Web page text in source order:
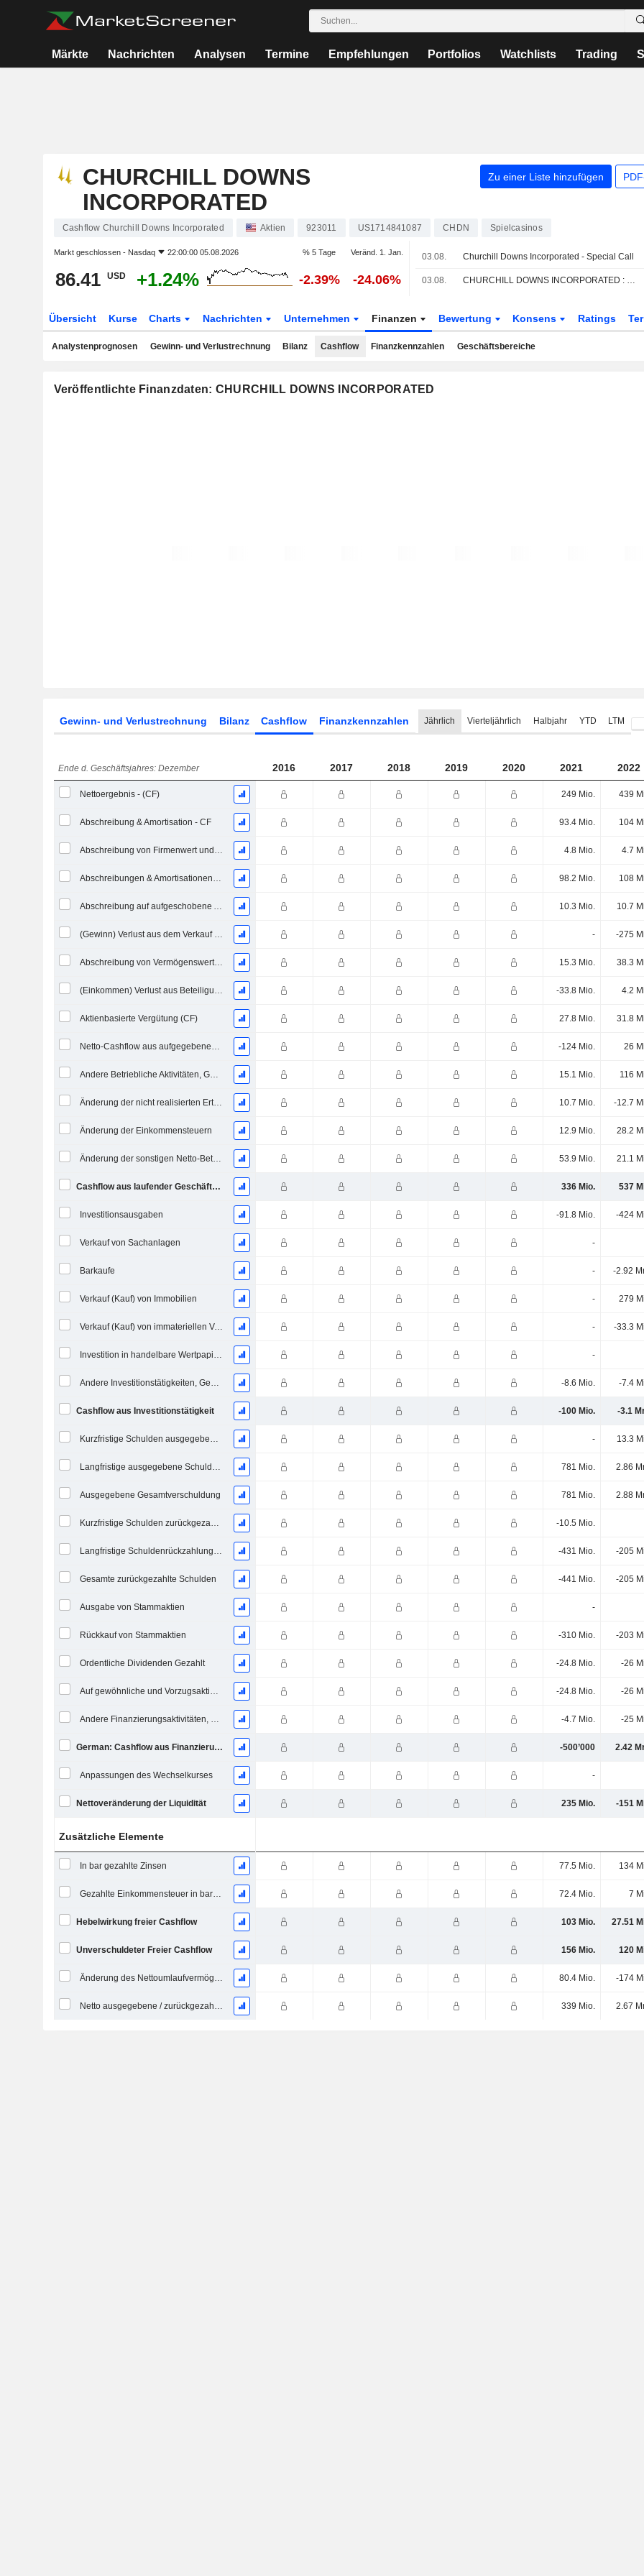
Märkte Nachrichten Analysen Termine Empfehlungen Portfolios Watchlists Trading
CHURCHILL DOWNS
INCORPORATED
Zu einer Liste hinzufügen
Cashflow Churchill Downs Incorporated Aktien 923011 US1714841087 CHDN Spielcasinos
Markt geschlossen - Nasdaq 22:00:00 05.08.2026 % 5 Tage Veränd. 1. Jan.
86.41 USD +1.24% -2.39% -24.06%
03.08. Churchill Downs Incorporated - Special Call
03.08. CHURCHILL DOWNS INCORPORATED : Bewertung von BofA Securities zum Kaufen erhalten
Übersicht Kurse Charts Nachrichten Unternehmen Finanzen Bewertung Konsens Ratings
Analystenprognosen Gewinn- und Verlustrechnung Bilanz Cashflow Finanzkennzahlen Geschäftsbereiche
Veröffentlichte Finanzdaten: CHURCHILL DOWNS INCORPORATED
Gewinn- und Verlustrechnung Bilanz Cashflow Finanzkennzahlen Jährlich Vierteljährlich Halbjahr YTD LTM
Ende d. Geschäftsjahres: Dezember 2016 2017 2018 2019 2020 2021 2022
Nettoergebnis - (CF) 249 Mio. 439
Abschreibung & Amortisation - CF 93.4 Mio. 104
Abschreibung von Firmenwert und immateriellen Vermögenswerten - (CF) - (Modellspezifisch) 4.8 Mio. 4.7
Abschreibungen & Amortisationen, Gesamt - CF 98.2 Mio. 108
Abschreibung auf aufgeschobene Aufwendungen, Gesamt - (CF) 10.3 Mio. 10.7
(Gewinn) Verlust aus dem Verkauf eines Vermögenswerts - -275
Abschreibung von Vermögenswerten & Restrukturierungskosten 15.3 Mio. 38.3
(Einkommen) Verlust aus Beteiligungen - (CF) -33.8 Mio. 4.2
Aktienbasierte Vergütung (CF) 27.8 Mio. 31.8
Netto-Cashflow aus aufgegebenen Geschäftsbereichen -124 Mio. 26
Andere Betriebliche Aktivitäten, Gesamt 15.1 Mio. 116
Änderung der nicht realisierten Erträge 10.7 Mio. -12.7
Änderung der Einkommensteuern 12.9 Mio. 28.2
Änderung der sonstigen Netto-Betriebsvermögen 53.9 Mio. 21.1
Cashflow aus laufender Geschäftstätigkeit 336 Mio. 537
Investitionsausgaben -91.8 Mio. -424
Verkauf von Sachanlagen -
Barkaufe - -2.92
Verkauf (Kauf) von Immobilien - 279
Verkauf (Kauf) von immateriellen Vermögenswerten - -33.3
Investition in handelbare Wertpapiere und Eigenkapitalinstrumente, Gesamt -
Andere Investitionstätigkeiten, Gesamt -8.6 Mio. -7.4
Cashflow aus Investitionstätigkeit -100 Mio. -3.1
Kurzfristige Schulden ausgegeben, Gesamt - 13.3
Langfristige ausgegebene Schulden, Gesamt 781 Mio. 2.86
Ausgegebene Gesamtverschuldung 781 Mio. 2.88
Kurzfristige Schulden zurückgezahlt, Gesamt -10.5 Mio.
Langfristige Schuldenrückzahlung, Gesamt -431 Mio. -205
Gesamte zurückgezahlte Schulden -441 Mio. -205
Ausgabe von Stammaktien -
Rückkauf von Stammaktien -310 Mio. -203
Ordentliche Dividenden Gezahlt -24.8 Mio. -26
Auf gewöhnliche und Vorzugsaktien gezahlte Dividenden -24.8 Mio. -26
Andere Finanzierungsaktivitäten, Gesamt -4.7 Mio. -25
German: Cashflow aus Finanzierungstätigkeit -500’000 2.42
Anpassungen des Wechselkurses -
Nettoveränderung der Liquidität 235 Mio. -151
Zusätzliche Elemente
In bar gezahlte Zinsen 77.5 Mio. 134
Gezahlte Einkommensteuer in bar (Rückerstattung) 72.4 Mio. 7
Hebelwirkung freier Cashflow 103 Mio. 27.51
Unverschuldeter Freier Cashflow 156 Mio. 120
Änderung des Nettoumlaufvermögens 80.4 Mio. -174
Netto ausgegebene / zurückgezahlte Schulden 339 Mio. 2.67